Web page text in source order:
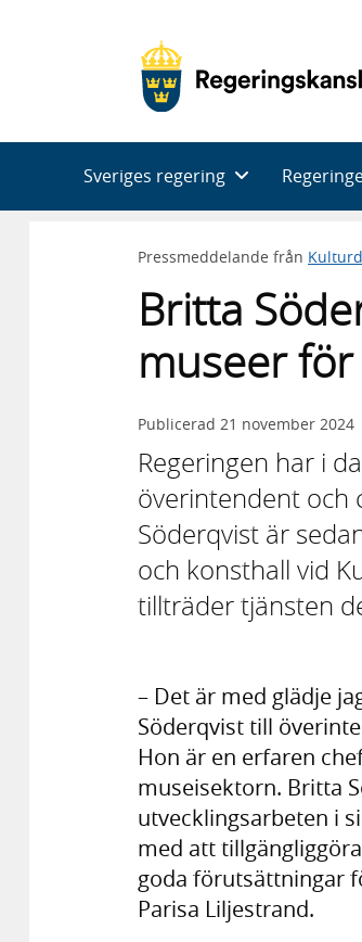
Sveriges regering
Pressmeddelande från
Britta
museer
Publicerad 21 november 2024
Regeringen har i
överintendent och
Söderqvist är
och konsthall vid
tillträder tjänsten
– Det är med glädje
Söderqvist till
Hon är en erfaren
museisektorn. Britta
utvecklingsarbeten i
med att
goda förutsättningar
Parisa Liljestrand.